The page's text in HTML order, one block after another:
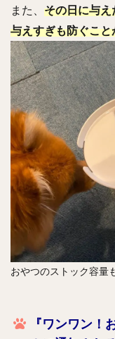
また、 その日に与え
与えすぎも防ぐこと
おやつのストック容量
『ワンワン！